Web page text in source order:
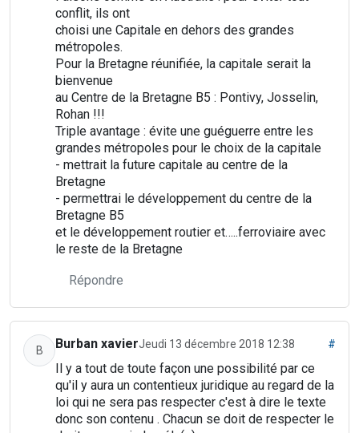
conflit, ils ont
choisi une Capitale en dehors des grandes
métropoles.
Pour la Bretagne réunifiée, la capitale serait la
bienvenue
au Centre de la Bretagne B5 : Pontivy, Josselin,
Rohan !!!
Triple avantage : évite une guéguerre entre les
grandes métropoles pour le choix de la capitale
- mettrait la future capitale au centre de la
Bretagne
- permettrai le développement du centre de la
Bretagne B5
et le développement routier et…..ferroviaire avec
le reste de la Bretagne
Répondre
B Burban xavierJeudi 13 décembre 2018 12:38 #
Il y a tout de toute façon une possibilité par ce
qu'il y aura un contentieux juridique au regard de la
loi qui ne sera pas respecter c'est à dire le texte
donc son contenu . Chacun se doit de respecter le